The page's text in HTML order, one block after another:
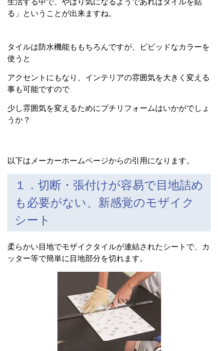
生活する中で、やはり気になるようであればタイルを貼
る」ということが出来ますね。
タイルは防水機能ももちろんですが、ビビッドなカラーを
使うと
アクセントにもなり、インテリアの雰囲気を大きく変える
事も可能ですので
少し雰囲気を変えるためにプチリフォームはいかがでしょ
うか？
以下はメーカーホームページからの引用になります。
１．切断・張付けが容易で目地詰め
も必要がない、新感覚のモザイク
シート
柔らかい目地でモザイクタイルが連結されたシートで、カ
ッター等で簡単に目地部分を切れます。